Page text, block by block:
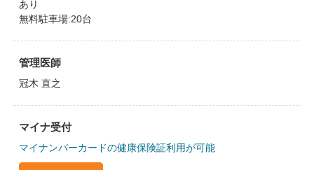
あり
無料駐車場:20台
管理医師
冠木 直之
マイナ受付
マイナンバーカードの健康保険証利用が可能